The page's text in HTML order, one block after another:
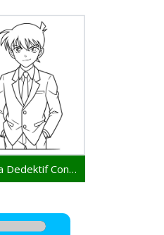
Harika Dedektif Conan